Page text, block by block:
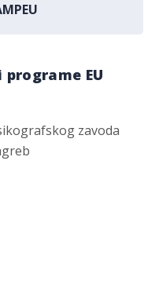
EU
zavoda